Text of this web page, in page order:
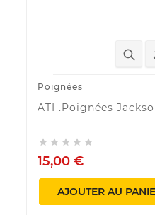
Poignées
ATI .Poignées
    
15,00 €
AJOUTER AU